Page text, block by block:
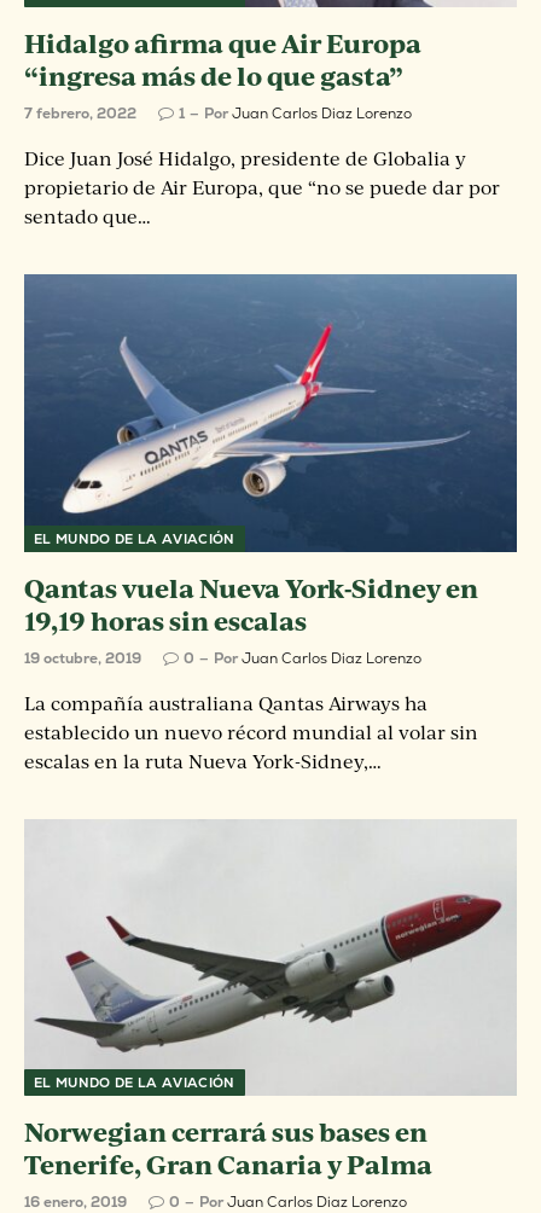
Hidalgo afirma que Air Europa
“ingresa más de lo que gasta”
7 febrero, 2022 1 PorJuan Carlos Diaz Lorenzo
Dice Juan José Hidalgo, presidente de Globalia y
propietario de Air Europa, que “no se puede dar por
sentado que…
EL MUNDO DE LA AVIACIÓN
Qantas vuela Nueva York-Sidney en
19,19 horas sin escalas
19 octubre, 2019 0 PorJuan Carlos Diaz Lorenzo
La compañía australiana Qantas Airways ha
establecido un nuevo récord mundial al volar sin
escalas en la ruta Nueva York-Sidney,…
EL MUNDO DE LA AVIACIÓN
Norwegian cerrará sus bases en
Tenerife, Gran Canaria y Palma
16 enero, 2019 0 PorJuan Carlos Diaz Lorenzo